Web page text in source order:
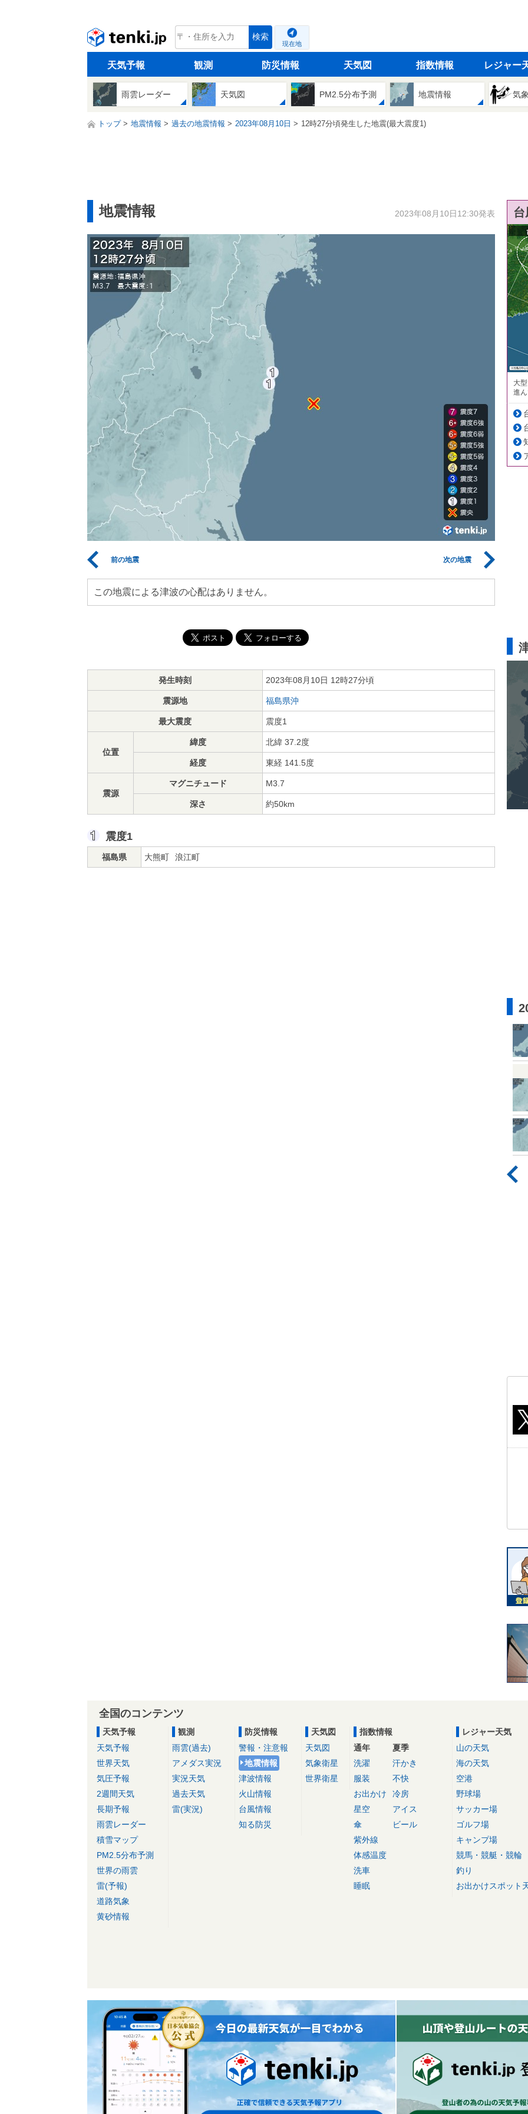
tenki.jp 検索
現在地
天気予報 観測 防災情報 天気図 指数情報 レジャー
雨雲レーダー 天気図 PM2.5分布予測 地震情報 気
トップ 地震情報 過去の地震情報 2023年08月10日 12時27分頃発生した地震(最大震度1)
地震情報 2023年08月10日12:30発表
前の地震 次の地震
この地震による津波の心配はありません。
発生時刻 2023年08月10日 12時27分頃
震源地 福島県沖
最大震度 震度1
位置
緯度 北緯 37.2度
経度 東経 141.5度
震源
マグニチュード M3.7
深さ 約50km
震度1
福島県 大熊町 浪江町
大
進
全国のコンテンツ
天気予報
天気予報
世界天気
気圧予報
2週間天気
長期予報
雨雲レーダー
積雪マップ
PM2.5分布予測
世界の雨雲
雷(予報)
道路気象
黄砂情報
観測
雨雲(過去)
アメダス実況
実況天気
過去天気
雷(実況)
防災情報
警報・注意報
地震情報
津波情報
火山情報
台風情報
知る防災
天気図
天気図
気象衛星
世界衛星
指数情報
通年
洗濯
服装
お出かけ
星空
傘
紫外線
体感温度
洗車
睡眠
夏季
汗かき
不快
冷房
アイス
ビール
レジャー天気
山の天気
海の天気
空港
野球場
サッカー場
ゴルフ場
キャンプ場
競馬・競艇・競輪
釣り
お出かけスポット